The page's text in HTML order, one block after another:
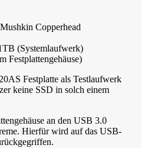
Copperhead
(Systemlaufwerk)
Festplattengehäuse)
Festplatte als Testlaufwerk
keine SSD in solch einem
an den USB 3.0
Hierfür wird auf das USB-